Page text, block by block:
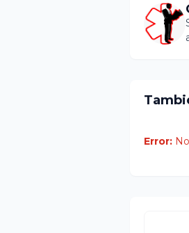
Error: